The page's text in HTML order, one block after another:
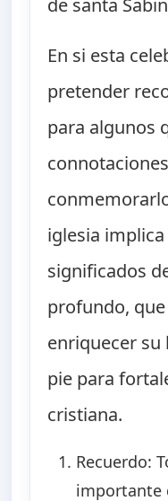
de santa
En si esta
pretender
para algunos
iglesia
significados
profundo,
enriquecer su
pie para
cristiana.
Recuerdo:
importante